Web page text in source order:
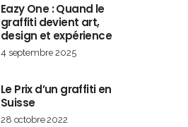
Eazy One : Quand le
graffiti devient art,
design et expérience
4 septembre 2025
Le Prix d’un graffiti en
Suisse
28 octobre 2022